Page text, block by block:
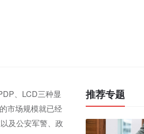
、LCD三种显
市场规模就已经
及公安军警、政
推荐专题